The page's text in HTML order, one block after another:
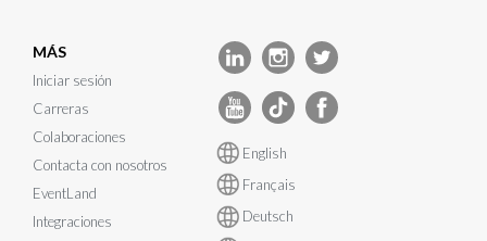
MÁS
Iniciar sesión
Carreras
Colaboraciones
Contacta con nosotros
EventLand
Integraciones
English
Français
Deutsch